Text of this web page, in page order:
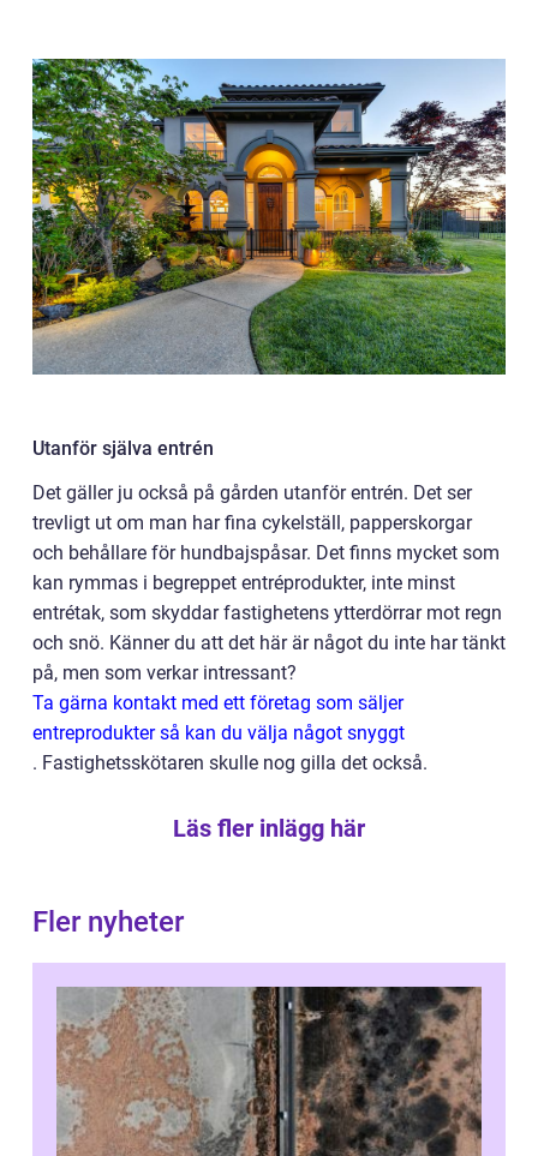
Utanför själva entrén
Det gäller ju också på gården utanför entrén. Det ser
trevligt ut om man har fina cykelställ, papperskorgar
och behållare för hundbajspåsar. Det finns mycket som
kan rymmas i begreppet entréprodukter, inte minst
entrétak, som skyddar fastighetens ytterdörrar mot regn
och snö. Känner du att det här är något du inte har tänkt
på, men som verkar intressant?
Ta gärna kontakt med ett företag som säljer
entreprodukter så kan du välja något snyggt
. Fastighetsskötaren skulle nog gilla det också.
Läs fler inlägg här
Fler nyheter